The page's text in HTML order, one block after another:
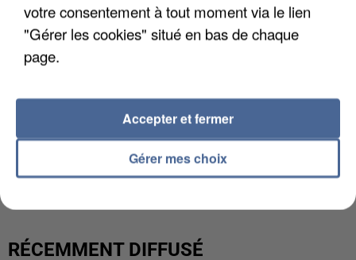
L’UN DES FONDATEURS SUPPOSÉS DE LA DZ
MAFIA INTERPELLÉ EN ALGÉRIE
RÉCEMMENT DIFFUSÉ
votre consentement à tout moment via le lien
"Gérer les cookies" situé en bas de chaque
page.
Gérer mes choix
Accepter et fermer